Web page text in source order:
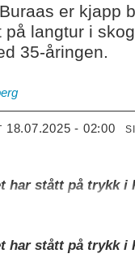
er kjapp
på langtur i
35-åringen.
18.07.2025 - 02:00
har stått på trykk i
har stått på trykk i